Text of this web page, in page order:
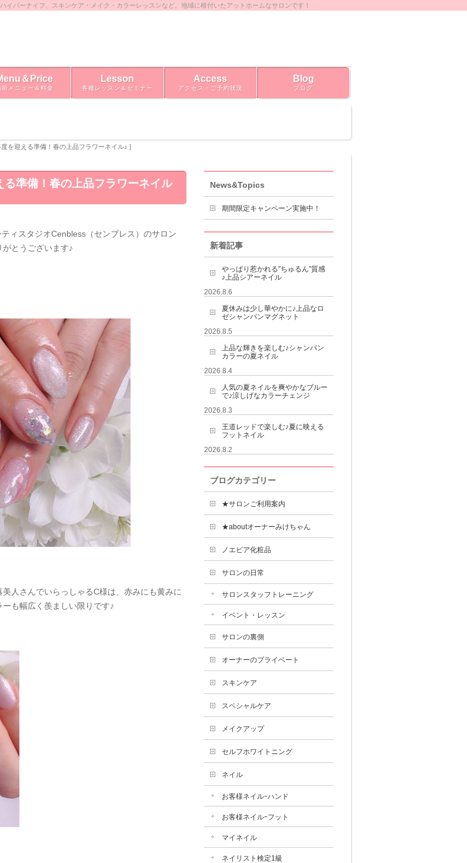
イパーナイフ、スキンケア・メイク・カラーレッスンなど。地域に根付いたアットホームなサロンです！
＆Price
術メニュー＆料金
Lesson
各種レッスン＆セミナー
Access
アクセス・ご予約状況
Blog
ブログ
を迎える準備！春の上品フラワーネイル♪ ]
準備！春の上品フラワーネイル
ィスタジオCenbless（センブレス）のサロン
とうございます♪
人さんでいらっしゃるC様は、赤みにも黄みに
も幅広く羨ましい限りです♪
News&Topics
期間限定キャンペーン実施中！
新着記事
やっぱり惹かれる”ちゅるん”質感
♪上品シアーネイル
2026.8.6
夏休みは少し華やかに♪上品なロ
ゼシャンパンマグネット
2026.8.5
上品な輝きを楽しむ♪シャンパン
カラーの夏ネイル
2026.8.4
人気の夏ネイルを爽やかなブルー
で♪涼しげなカラーチェンジ
2026.8.3
王道レッドで楽しむ♪夏に映える
フットネイル
2026.8.2
ブログカテゴリー
★サロンご利用案内
★aboutオーナーみけちゃん
ノエビア化粧品
サロンの日常
サロンスタッフトレーニング
イベント・レッスン
サロンの裏側
オーナーのプライベート
スキンケア
スペシャルケア
メイクアップ
セルフホワイトニング
ネイル
お客様ネイルｰハンド
お客様ネイルｰフット
マイネイル
ネイリスト検定1級